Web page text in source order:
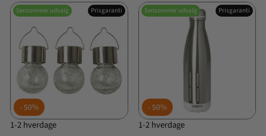
Sensommer udsalg Prisgaranti
50%
1-2 hverdage
Sensommer udsalg Prisgaranti
50%
1-2 hverdage